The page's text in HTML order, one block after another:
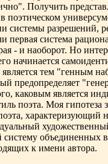
Получить
поэтическом
системы разрешений,
первая система
- и наоборот. Но
начинается
является тем "генным
предопределяет
каковым является
поэта. Моя гипотеза
характеризующий
систему объединенных
к имени автора.